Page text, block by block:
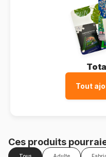
Tout
Ces produits